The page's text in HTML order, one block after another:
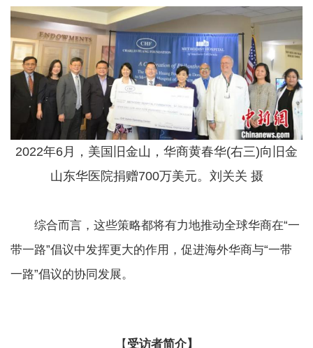
2022年6月，美国旧金山，华商黄春华(右三)向旧金
山东华医院捐赠700万美元。刘关关 摄
综合而言，这些策略都将有力地推动全球华商在“一
带一路”倡议中发挥更大的作用，促进海外华商与“一带
一路”倡议的协同发展。
【 受访者简介】